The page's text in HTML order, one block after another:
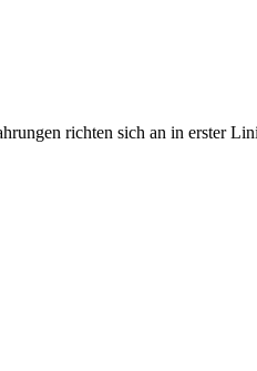
richten sich an in erster